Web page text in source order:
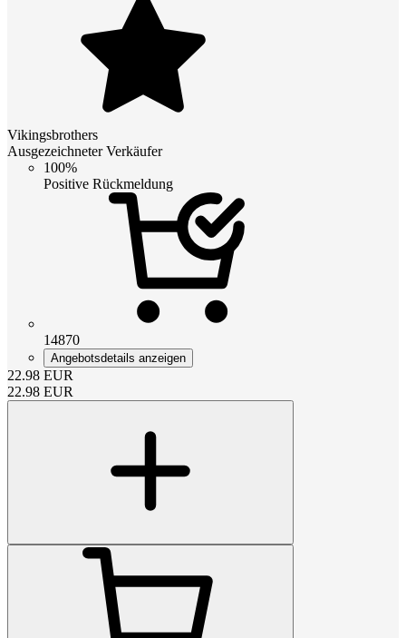
Vikingsbrothers
Ausgezeichneter Verkäufer
100%
Positive Rückmeldung
14870
Angebotsdetails anzeigen
22.98 EUR
22.98 EUR